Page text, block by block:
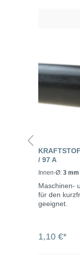
/ 97 A
Innen-Ø: 3 mm
Maschinen-
für den
geeignet.
1,10 €*